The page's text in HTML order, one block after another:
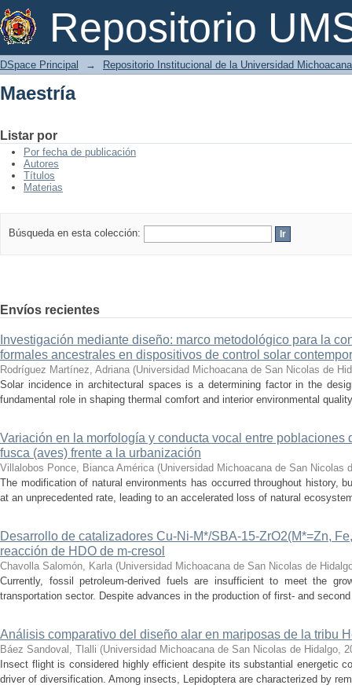
Repositorio
Maestría
DSpace Principal → Repositorio Institucional de la Universidad
Maestría
Listar por
Por fecha de publicación
Autores
Títulos
Materias
Búsqueda en esta colección:
Envíos recientes
Investigación mediante diseño: marco metodológico para la
formales ancestrales en dispositivos de control solar
Rodríguez Martínez, Adriana (Universidad Michoacana de San Nicolas de
Solar incidence in architectural spaces is a determining factor in the
fundamental role in shaping thermal comfort and interior environmental
Variación en la morfología y conducta vocal entre poblaciones
fusca (aves) frente a la urbanización
Villalobos Ponce, Bianca América (Universidad Michoacana de San Nicolas
The modification of natural environments has occurred throughout history,
at an unprecedented rate, leading to an accelerated loss of natural
Desarrollo de catalizadores Cu-Ni-M*/SBA-15-ZrO2(M*=Zn,
reacción de HDO de m-cresol
Chavolla Salomón, Karla (Universidad Michoacana de San Nicolas de
Currently, fossil petroleum-derived fuels are insufficient to meet the
transportation sector. Despite advances in the production of first- and
Análisis comparativo del diseño alar en mariposas de la tribu
Báez Sandoval, Tlalli (Universidad Michoacana de San Nicolas de Hidalgo,
Insect flight is considered highly efficient despite its substantial energetic
driver of diversification. Among insects, Lepidoptera are characterized by